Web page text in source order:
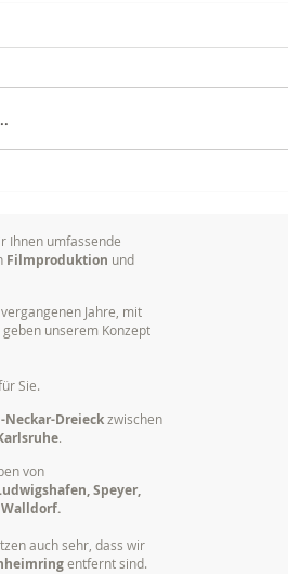
Ihnen umfassende
Filmproduktion und
Jahre, mit
unserem Konzept
Sie.
Neckar-Dreieckzwischen
.
von
Speyer,
Walldorf.
auch sehr, dass wir
entfernt sind.